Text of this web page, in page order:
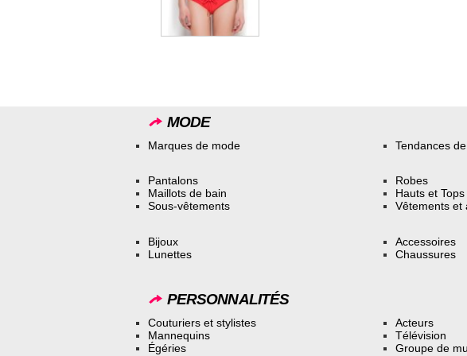
MODE
Marques de mode Tendances
Pantalons
Maillots de bain
Sous-vêtements
Robes
Hauts et Tops
Vêtements et
Bijoux
Lunettes
Accessoires
Chaussures
PERSONNALITÉS
Couturiers et stylistes
Mannequins
Égéries
Acteurs
Télévision
Groupe de